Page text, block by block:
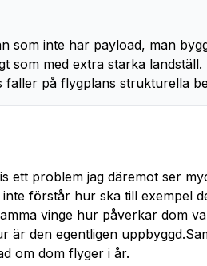
som inte har payload, man
som med extra starka landställ.
faller på flygplans strukturella
ett problem jag däremot ser
förstår hur ska till exempel
vinge hur påverkar dom
är den egentligen
om dom flyger i år.